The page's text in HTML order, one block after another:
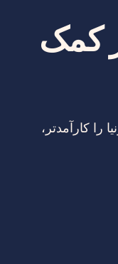
کمک
را کارآمدتر،